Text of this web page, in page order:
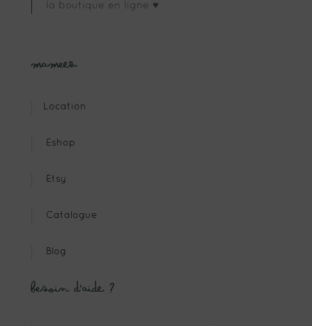
la boutique en ligne ♥
Mameez
Location
Eshop
Etsy
Catalogue
Blog
Besoin d’aide ?